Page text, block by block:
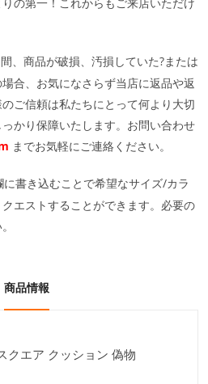
、商品が破損、汚損していた?または
合、お気になさらず当店に返品や返
ご信頼は私たちにとって何より大切
かり保障いたします。お問い合わせ
までお気軽にご連絡ください。
書き込むことで希望なサイズ/カラ
エストすることができます。必要の
商品情報
クエア クッション 偽物